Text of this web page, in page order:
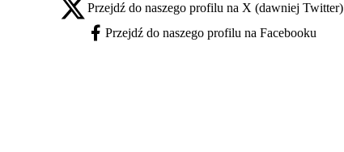
X - otwiera się w nowej karcie
Przejdź do naszego profilu na X (dawniej Twitter)
Facebook - otwiera się w nowej karcie
Przejdź do naszego profilu na Facebooku